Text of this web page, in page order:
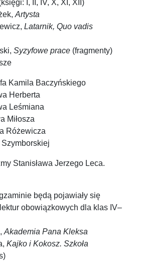
I, II, IV, X, XI, XII)
Artysta
Latarnik, Quo vadis
Syzyfowe prace (fragmenty)
Kamila Baczyńskiego
Herberta
Leśmiana
Miłosza
Różewicza
Szymborskiej
Stanisława Jerzego Leca.
będą pojawiały się
obowiązkowych dla klas IV–
Akademia Pana Kleksa
Kajko i Kokosz. Szkoła